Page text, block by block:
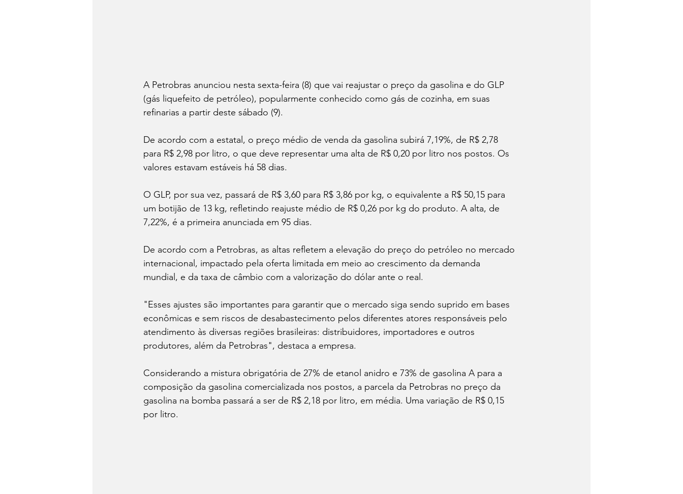
A Petrobras anunciou nesta sexta-feira (8) que vai reajustar o preço da gasolina e do GLP
(gás liquefeito de petróleo), popularmente conhecido como gás de cozinha, em suas
refinarias a partir deste sábado (9).
De acordo com a estatal, o preço médio de venda da gasolina subirá 7,19%, de R$ 2,78
para R$ 2,98 por litro, o que deve representar uma alta de R$ 0,20 por litro nos postos. Os
valores estavam estáveis há 58 dias.
O GLP, por sua vez, passará de R$ 3,60 para R$ 3,86 por kg, o equivalente a R$ 50,15 para
um botijão de 13 kg, refletindo reajuste médio de R$ 0,26 por kg do produto. A alta, de
7,22%, é a primeira anunciada em 95 dias.
De acordo com a Petrobras, as altas refletem a elevação do preço do petróleo no mercado
internacional, impactado pela oferta limitada em meio ao crescimento da demanda
mundial, e da taxa de câmbio com a valorização do dólar ante o real.
"Esses ajustes são importantes para garantir que o mercado siga sendo suprido em bases
econômicas e sem riscos de desabastecimento pelos diferentes atores responsáveis pelo
atendimento às diversas regiões brasileiras: distribuidores, importadores e outros
produtores, além da Petrobras", destaca a empresa.
Considerando a mistura obrigatória de 27% de etanol anidro e 73% de gasolina A para a
composição da gasolina comercializada nos postos, a parcela da Petrobras no preço da
gasolina na bomba passará a ser de R$ 2,18 por litro, em média. Uma variação de R$ 0,15
por litro.